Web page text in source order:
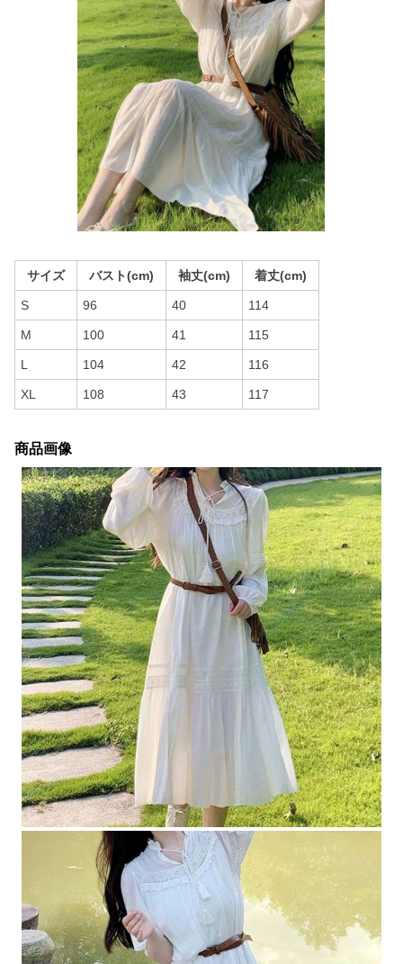
サイズ バスト(cm) 袖丈(cm) 着丈(cm)
S 96 40 114
M 100 41 115
L 104 42 116
XL 108 43 117
商品画像